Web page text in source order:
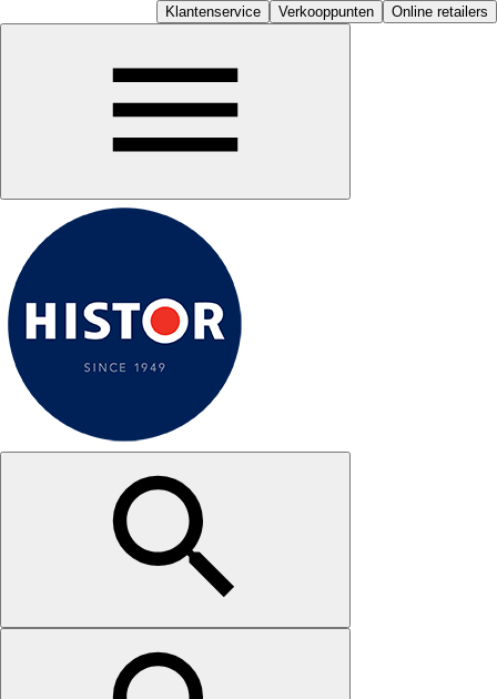
Klantenservice Verkooppunten Online retailers